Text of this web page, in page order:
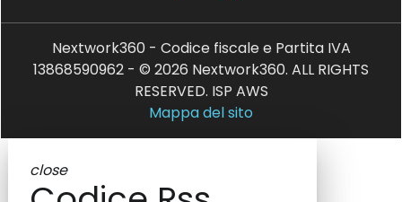
Nextwork360 - Codice fiscale e Partita IVA
13868590962 - © 2026 Nextwork360. ALL RIGHTS
RESERVED. ISP AWS
Mappa del sito
close